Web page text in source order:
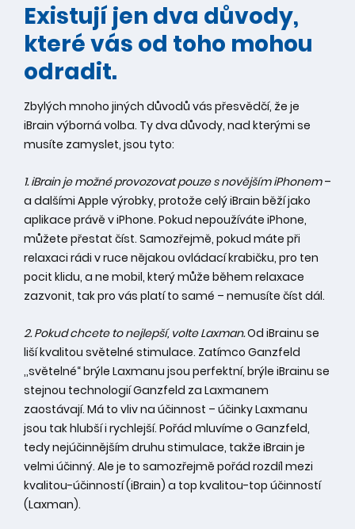
Existují jen dva důvody,
které vás od toho mohou
odradit.
Zbylých mnoho jiných důvodů vás přesvědčí, že je
iBrain výborná volba. Ty dva důvody, nad kterými se
musíte zamyslet, jsou tyto:
1. iBrain je možné provozovat pouze s novějším iPhonem–
a dalšími Apple výrobky, protože celý iBrain běží jako
aplikace právě v iPhone. Pokud nepoužíváte iPhone,
můžete přestat číst. Samozřejmě, pokud máte při
relaxaci rádi v ruce nějakou ovládací krabičku, pro ten
pocit klidu, a ne mobil, který může během relaxace
zazvonit, tak pro vás platí to samé – nemusíte číst dál.
2. Pokud chcete to nejlepší, volte Laxman.Od iBrainu se
liší kvalitou světelné stimulace. Zatímco Ganzfeld
,,světelné“ brýle Laxmanu jsou perfektní, brýle iBrainu se
stejnou technologií Ganzfeld za Laxmanem
zaostávají. Má to vliv na účinnost – účinky Laxmanu
jsou tak hlubší i rychlejší. Pořád mluvíme o Ganzfeld,
tedy nejúčinnějším druhu stimulace, takže iBrain je
velmi účinný. Ale je to samozřejmě pořád rozdíl mezi
kvalitou-účinností (iBrain) a top kvalitou-top účinností
(Laxman).